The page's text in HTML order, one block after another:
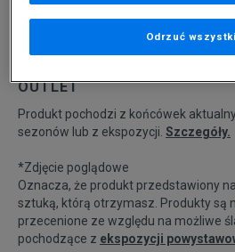
35,5 22 cm
36 22,5 cm
36,5 23 cm
OUTLET
Produkt pochodzi z końcówek
sezonów lub z ekspozycji. Szczegóły.
*Zdjęcie poglądowe
Oznacza, że produkt przedstawiony
sztuką, którą otrzymasz. Produkty są
przecenione ze względu na możliwe
pochodzące z ekspozycji
Odrzuć